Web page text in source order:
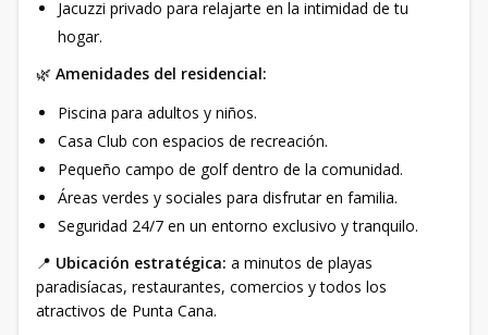
Jacuzzi privado para relajarte en la intimidad de tu
hogar.
🌿 Amenidades del residencial:
Piscina para adultos y niños.
Casa Club con espacios de recreación.
Pequeño campo de golf dentro de la comunidad.
Áreas verdes y sociales para disfrutar en familia.
Seguridad 24/7 en un entorno exclusivo y tranquilo.
📍 Ubicación estratégica: a minutos de playas
paradisíacas, restaurantes, comercios y todos los
atractivos de Punta Cana.